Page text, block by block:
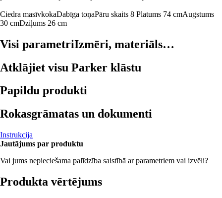
Ciedra masīvkokaDabīga toņaPāru skaits 8 Platums 74 cmAugstums
30 cmDziļums 26 cm
Visi parametriIzmēri, materiāls…
Atklājiet visu Parker klāstu
Papildu produkti
Rokasgrāmatas un dokumenti
Instrukcija
Jautājums par produktu
Vai jums nepieciešama palīdzība saistībā ar parametriem vai izvēli?
Produkta vērtējums